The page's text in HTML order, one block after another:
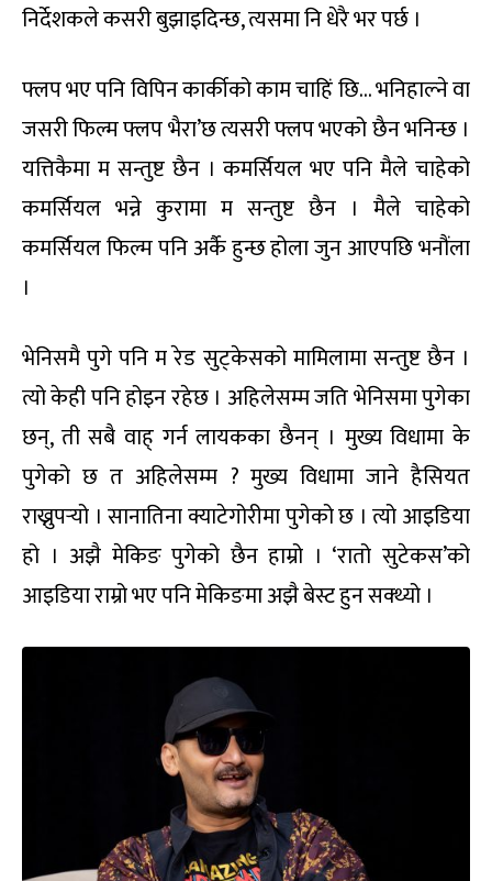
निर्देशकले कसरी बुझाइदिन्छ, त्यसमा नि धेरै भर पर्छ ।
फ्लप भए पनि विपिन कार्कीको काम चाहिं छि… भनिहाल्ने वा
जसरी फिल्म फ्लप भैरा’छ त्यसरी फ्लप भएको छैन भनिन्छ ।
यत्तिकैमा म सन्तुष्ट छैन । कमर्सियल भए पनि मैले चाहेको
कमर्सियल भन्ने कुरामा म सन्तुष्ट छैन । मैले चाहेको
कमर्सियल फिल्म पनि अर्कै हुन्छ होला जुन आएपछि भनौंला
।
भेनिसमै पुगे पनि म रेड सुट्केसको मामिलामा सन्तुष्ट छैन ।
त्यो केही पनि होइन रहेछ । अहिलेसम्म जति भेनिसमा पुगेका
छन्, ती सबै वाह् गर्न लायकका छैनन् । मुख्य विधामा के
पुगेको छ त अहिलेसम्म ? मुख्य विधामा जाने हैसियत
राख्नुपर्‍यो । सानातिना क्याटेगोरीमा पुगेको छ । त्यो आइडिया
हो । अझै मेकिङ पुगेको छैन हाम्रो । ‘रातो सुटेकस’को
आइडिया राम्रो भए पनि मेकिङमा अझै बेस्ट हुन सक्थ्यो ।